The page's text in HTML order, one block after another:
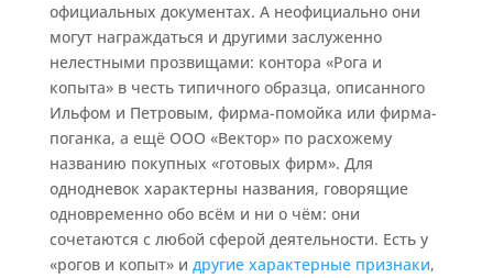
официальных документах. А неофициально они
могут награждаться и другими заслуженно
нелестными прозвищами: контора «Рога и
копыта» в честь типичного образца, описанного
Ильфом и Петровым, фирма-помойка или фирма-
поганка, а ещё ООО «Вектор» по расхожему
названию покупных «готовых фирм». Для
однодневок характерны названия, говорящие
одновременно обо всём и ни о чём: они
сочетаются с любой сферой деятельности. Есть у
«рогов и копыт» и другие характерные признаки,